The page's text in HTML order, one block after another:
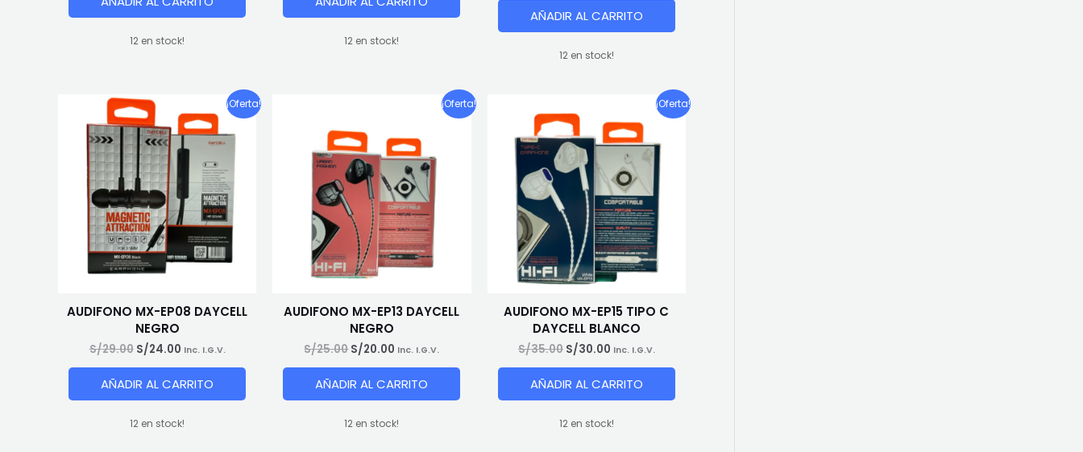
era:
S/25.00.
es:
S/20.00.
12 en stock!
era:
S/15.00.
es:
S/10.00.
12 en stock!
era:
S/21.00.
es:
S/16.00.
AÑADIR AL CARRITO
12 en stock!
¡Oferta!
AUDIFONO MX-EP08 DAYCELL
NEGRO
S/29.00 El
era:
S/29.00.
S/24.00El
es:
S/24.00.
Inc. I.G.V.
AÑADIR AL CARRITO
12 en stock!
¡Oferta!
AUDIFONO MX-EP13 DAYCELL
NEGRO
S/25.00El
era:
S/25.00.
S/20.00 El
es:
S/20.00.
Inc. I.G.V.
AÑADIR AL CARRITO
12 en stock!
¡Oferta!
AUDIFONO MX-EP15 TIPO C
DAYCELL BLANCO
S/35.00 El
era:
S/35.00.
S/30.00El
es:
S/30.00.
Inc. I.G.V.
AÑADIR AL CARRITO
12 en stock!